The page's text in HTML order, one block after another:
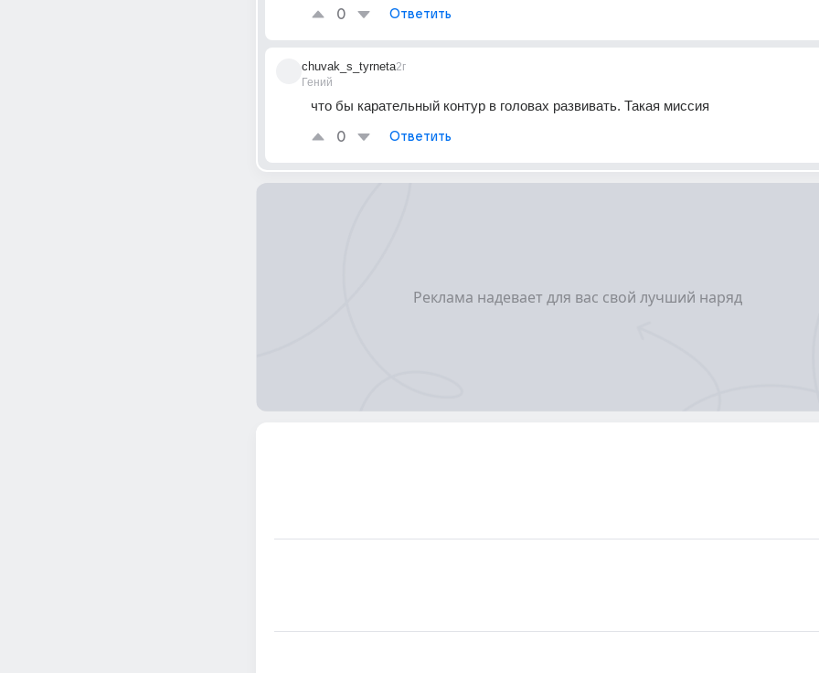
0 Ответить
chuvak_s_tyrneta
Гений
2г
что бы карательный контур в головах развивать. Такая миссия
0 Ответить